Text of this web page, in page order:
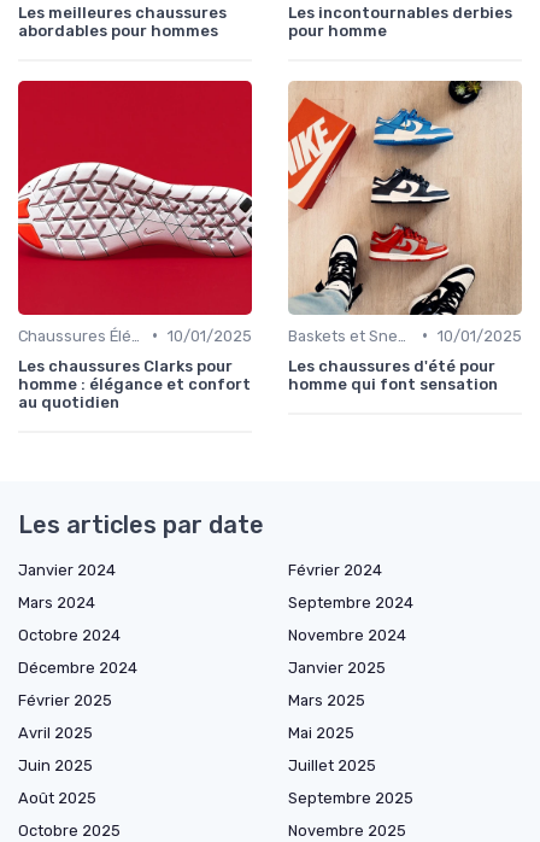
Les meilleures chaussures
abordables pour hommes
Les incontournables derbies
pour homme
• 10/01/2025
Les chaussures Clarks pour
homme : élégance et confort
au quotidien
• 10/01/2025
Les chaussures d'été pour
homme qui font sensation
Les articles par date
Janvier 2024
Février 2024
Mars 2024
Septembre 2024
Octobre 2024
Novembre 2024
Décembre 2024
Janvier 2025
Février 2025
Mars 2025
Avril 2025
Mai 2025
Juin 2025
Juillet 2025
Août 2025
Septembre 2025
Octobre 2025
Novembre 2025